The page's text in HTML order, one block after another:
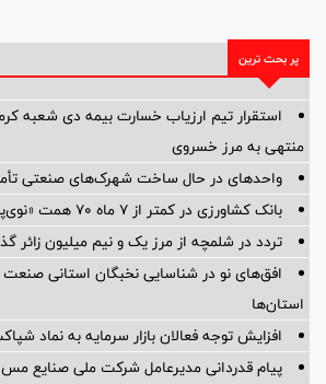
پر بحث ترین
استقرار تیم ارزیاب خسارت بیمه دی شعبه
منتهی به مرز خسروی
واحدهای در حال ساخت شهرک‌های صنعتی
بانک کشاورزی در کمتر از ۷ ماه ۷۰ همت «نوی‌پو» صادر کرد
تردد در شلمچه از مرز یک و نیم میلیون زائر
افق‌های نو در شناسایی نخبگان استانی صنعت
استان‌ها
افزایش توجه فعالان بازار سرمایه به نماد
پیام قدردانی مدیرعامل شرکت ملی صنایع